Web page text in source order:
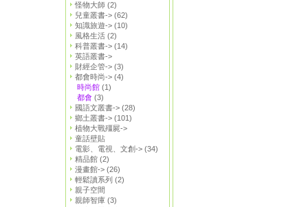
怪物大師 (2)
兒童叢書-> (62)
知識旅遊-> (10)
風格生活 (2)
科普叢書-> (14)
英語叢書->
財經企管-> (3)
都會時尚-> (4)
時尚館 (1)
都會 (3)
國語文叢書-> (28)
鄉土叢書-> (101)
植物大戰殭屍->
童話壁貼
電影、電視、文創-> (34)
精品館 (2)
漫畫館-> (26)
輕鬆讀系列 (2)
親子空間
親師智庫 (3)